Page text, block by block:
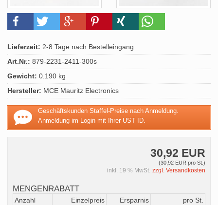
Lieferzeit: 2-8 Tage nach Bestelleingang
Art.Nr.: 879-2231-2411-300s
Gewicht: 0.190 kg
Hersteller: MCE Mauritz Electronics
Geschäftskunden Staffel-Preise nach Anmeldung.
Anmeldung im Login mit Ihrer UST ID.
30,92 EUR
(30,92 EUR pro St.)
inkl. 19 % MwSt. zzgl. Versandkosten
MENGENRABATT
Anzahl Einzelpreis Ersparnis
pro St.